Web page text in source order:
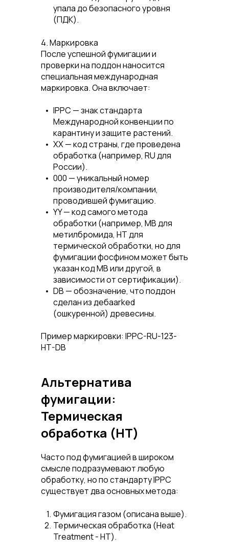
упала до безопасного уровня
(ПДК).
4. Маркировка
После успешной фумигации и
проверки на поддон наносится
специальная международная
маркировка. Она включает:
IPPC — знак стандарта
Международной конвенции по
карантину и защите растений.
XX— код страны, где проведена
обработка (например, RU для
России).
000 — уникальный номер
производителя/компании,
проводившей фумигацию.
YY— код самого метода
обработки (например, MBдля
метилбромида, HTдля
термической обработки, но для
фумигации фосфином может быть
указан кодMBили другой, в
зависимости от сертификации).
DB — обозначение, что поддон
сделан из дебаarked
(ошкуренной) древесины.
Пример маркировки: IPPC-RU-123-
HT-DB
Альтернатива
фумигации:
Термическая
обработка (HT)
Часто под фумигацией в широком
смысле подразумевают любую
обработку, но по стандарту IPPC
существует два основных метода:
Фумигация газом (описана выше).
Термическая обработка (Heat
Treatment - HT).